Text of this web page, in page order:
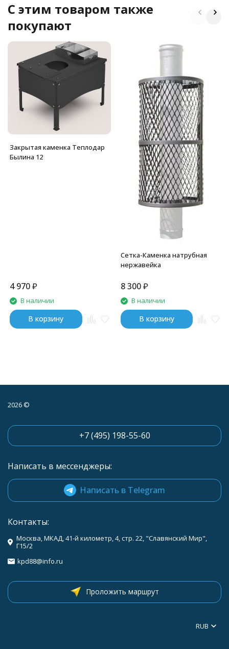
C этим товаром также
покупают
Закрытая каменка Теплодар
Былина 12
4 970₽
В наличии
В корзину
Сетка-Каменка натрубная
нержавейка
8 300 ₽
В наличии
В корзину
2026 ©
+7 (495) 198-55-60
Написать в мессенджеры:
Написать в Telegram
Контакты:
Москва, МКАД, 41-й километр, 4, стр. 22, "Славянский Мир",
Г15/2
kpd88@info.ru
Проложить маршрут
RUB